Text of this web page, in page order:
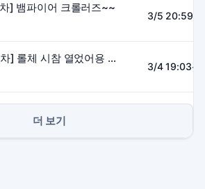
] 뱀파이어 크롤러즈~~
3/5
[신입/노휴방24일차] 롤체 시참 열었어용 들어와요~
3/4
더 보기